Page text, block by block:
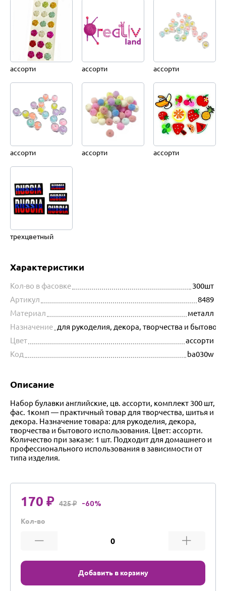
ассорти ассорти ассорти
ассорти ассорти ассорти
трехцветный
Характеристики
Кол-во в фасовке
300шт
Артикул
8489
Материал
металл
Назначение для рукоделия, декора, творчества и
Цвет
ассорти
Код
ba030w
Описание
Набор булавки английские, цв. ассорти, комплект 300 шт,
фас. 1комп — практичный товар для творчества, шитья и
декора. Назначение товара: для рукоделия, декора,
творчества и бытового использования. Цвет: ассорти.
Количество при заказе: 1 шт. Подходит для домашнего и
профессионального использования в зависимости от
типа изделия.
170 ₽ 425 ₽ -60%
Кол-во
Добавить в корзину